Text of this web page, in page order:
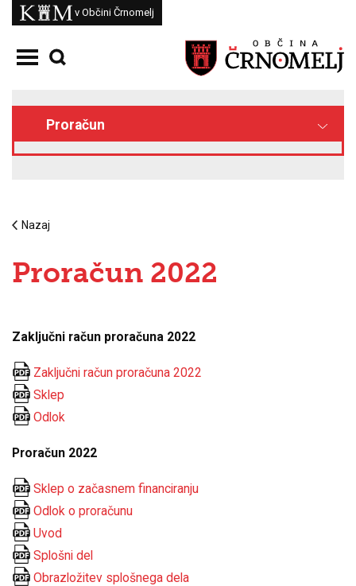
Skoči na vsebino
Kam
v Občini Črnomelj
Odpri meni
Proračun
Nazaj
Proračun 2022
Zaključni račun proračuna 2022
Zaključni račun proračuna 2022
Sklep
Odlok
Proračun 2022
Sklep o začasnem financiranju
Odlok o proračunu
Uvod
Splošni del
Obrazložitev splošnega dela